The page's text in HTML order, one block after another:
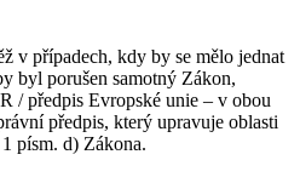
v případech, kdy by se mělo jednat
byl porušen samotný Zákon,
/ předpis Evropské unie – v obou
předpis, který upravuje oblasti
písm. d) Zákona.